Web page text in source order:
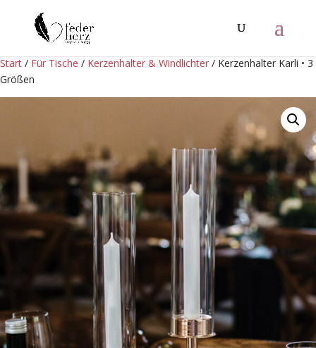
Start / Für Tische / Kerzenhalter & Windlichter / Kerzenhalter Karli • 3
Größen